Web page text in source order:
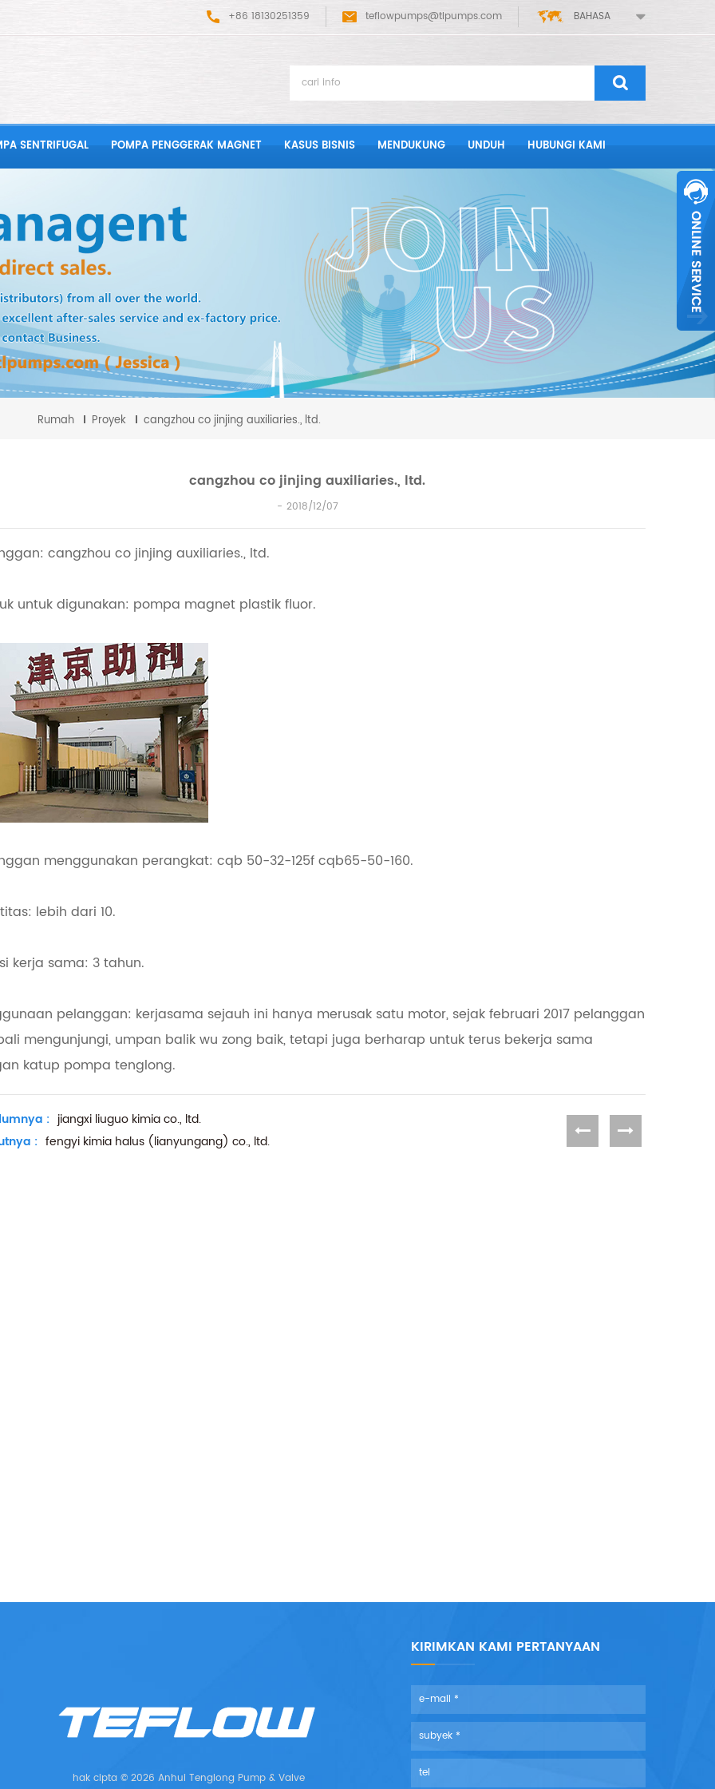
BAHASA
+86 18130251359 teflowpumps@tlpumps.com
SENTRIFUGAL POMPA PENGGERAK MAGNET KASUS BISNIS MENDUKUNG UNDUH HUBUNGI KAMI
Rumah Proyek cangzhou co jinjing auxiliaries., ltd.
cangzhou co jinjing auxiliaries., ltd.
2018/12/07
cangzhou co jinjing auxiliaries., ltd.
untuk digunakan: pompa magnet plastik fluor.
menggunakan perangkat: cqb 50-32-125f cqb65-50-160.
lebih dari 10.
kerja sama: 3 tahun.
pelanggan: kerjasama sejauh ini hanya merusak satu motor, sejak februari 2017 pelanggan
mengunjungi, umpan balik wu zong baik, tetapi juga berharap untuk terus bekerja sama
katup pompa tenglong.
: jiangxi liuguo kimia co., ltd.
: fengyi kimia halus (lianyungang) co., ltd.
hak cipta © 2026 Anhui Tenglong Pump & Valve
KIRIMKAN KAMI PERTANYAAN